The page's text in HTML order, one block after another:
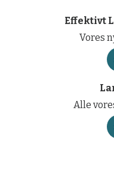
Effektivt
Vores
Alle